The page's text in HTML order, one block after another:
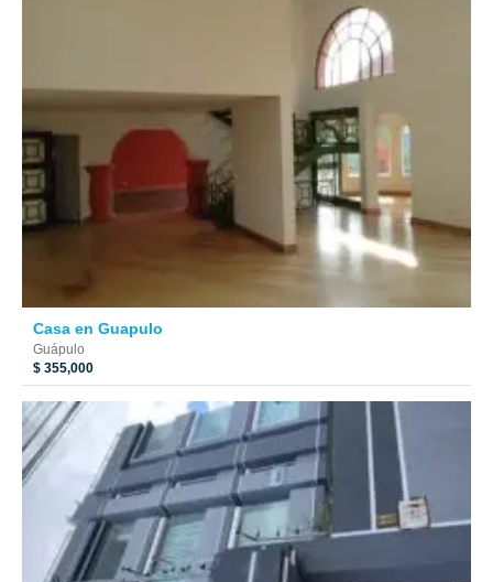
Casa en Guapulo
Guápulo
$ 355,000